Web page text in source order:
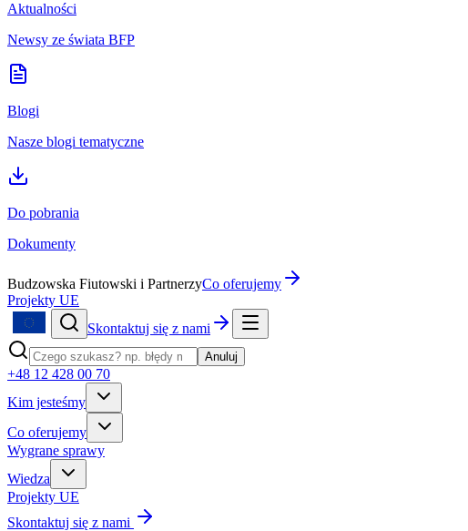
Aktualności
Newsy ze świata BFP
Blogi
Nasze blogi tematyczne
Do pobrania
Dokumenty
Budzowska Fiutowski i PartnerzyCo oferujemy
Projekty UE
Skontaktuj się z nami
Anuluj
+48 12 428 00 70
Kim jesteśmy
Co oferujemy
Wygrane sprawy
Wiedza
Projekty UE
Skontaktuj się z nami